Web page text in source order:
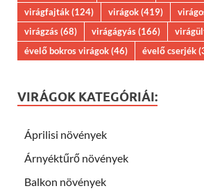
virágfajták(124) virágok(419)
virágzás(68) virágágyás(166)
évelő bokros virágok(46) évelő cserjék
VIRÁGOK KATEGÓRIÁI:
Áprilisi növények
Árnyéktűrő növények
Balkon növények